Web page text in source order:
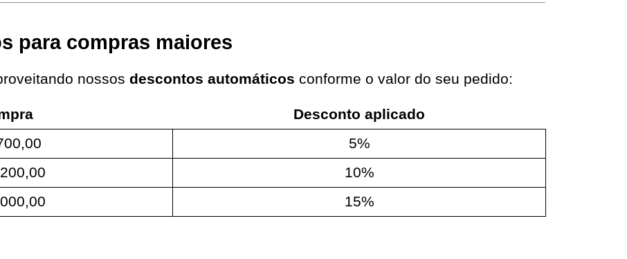
para compras maiores
nossos descontos automáticos conforme o valor do seu pedido:
Desconto aplicado
5%
10%
15%